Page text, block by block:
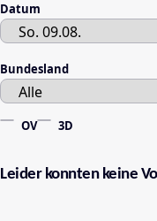
Datum
Bundesland
OV 3D
Leider konnten keine